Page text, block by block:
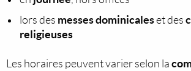
lors des messes dominicaleset des
religieuses
Les horaires peuvent varier selon la